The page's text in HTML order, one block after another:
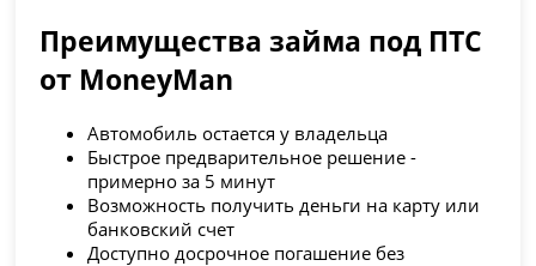
Преимущества займа под ПТС
от MoneyMan
Автомобиль остается у владельца
Быстрое предварительное решение -
примерно за 5 минут
Возможность получить деньги на карту или
банковский счет
Доступно досрочное погашение без